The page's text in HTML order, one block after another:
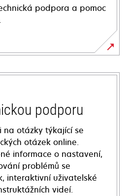
podpora a pomoc
podporu
otázky týkající se
otázek online.
informace o nastavení,
problémů se
interaktivní uživatelské
videí.